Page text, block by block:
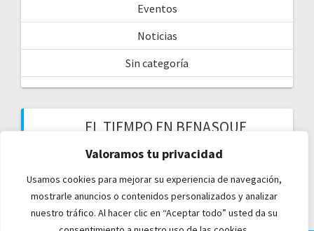
Valoramos tu privacidad
Usamos cookies para mejorar su experiencia de navegación,
mostrarle anuncios o contenidos personalizados y analizar
nuestro tráfico. Al hacer clic en “Aceptar todo” usted da su
Eventos
Noticias
Sin categoría
EL TIEMPO EN BENASQUE